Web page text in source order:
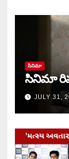
సినిమా
సినిమా
JULY 31,